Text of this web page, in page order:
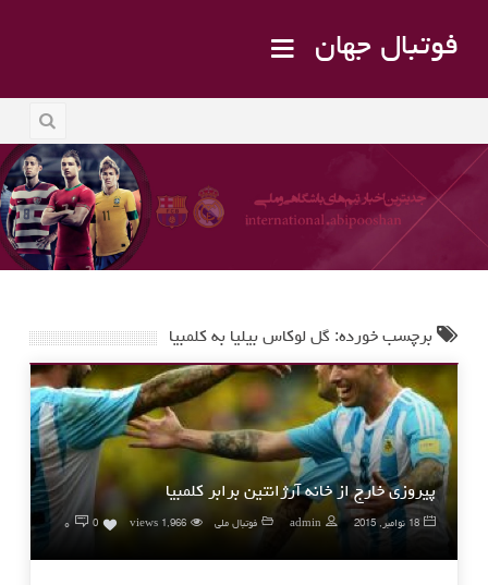
فوتبال جهان
برچسب خورده: گل لوکاس بیلیا به کلمبیا
پیروزی خارج از خانه آرژانتین برابر کلمبیا
18 نوامبر, 2015 admin فوتبال ملی 1,966 views
0 ۰